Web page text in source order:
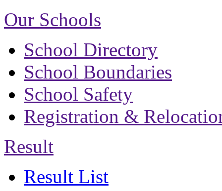
Our Schools
School Directory
School Boundaries
School Safety
Registration &
Result
Result List